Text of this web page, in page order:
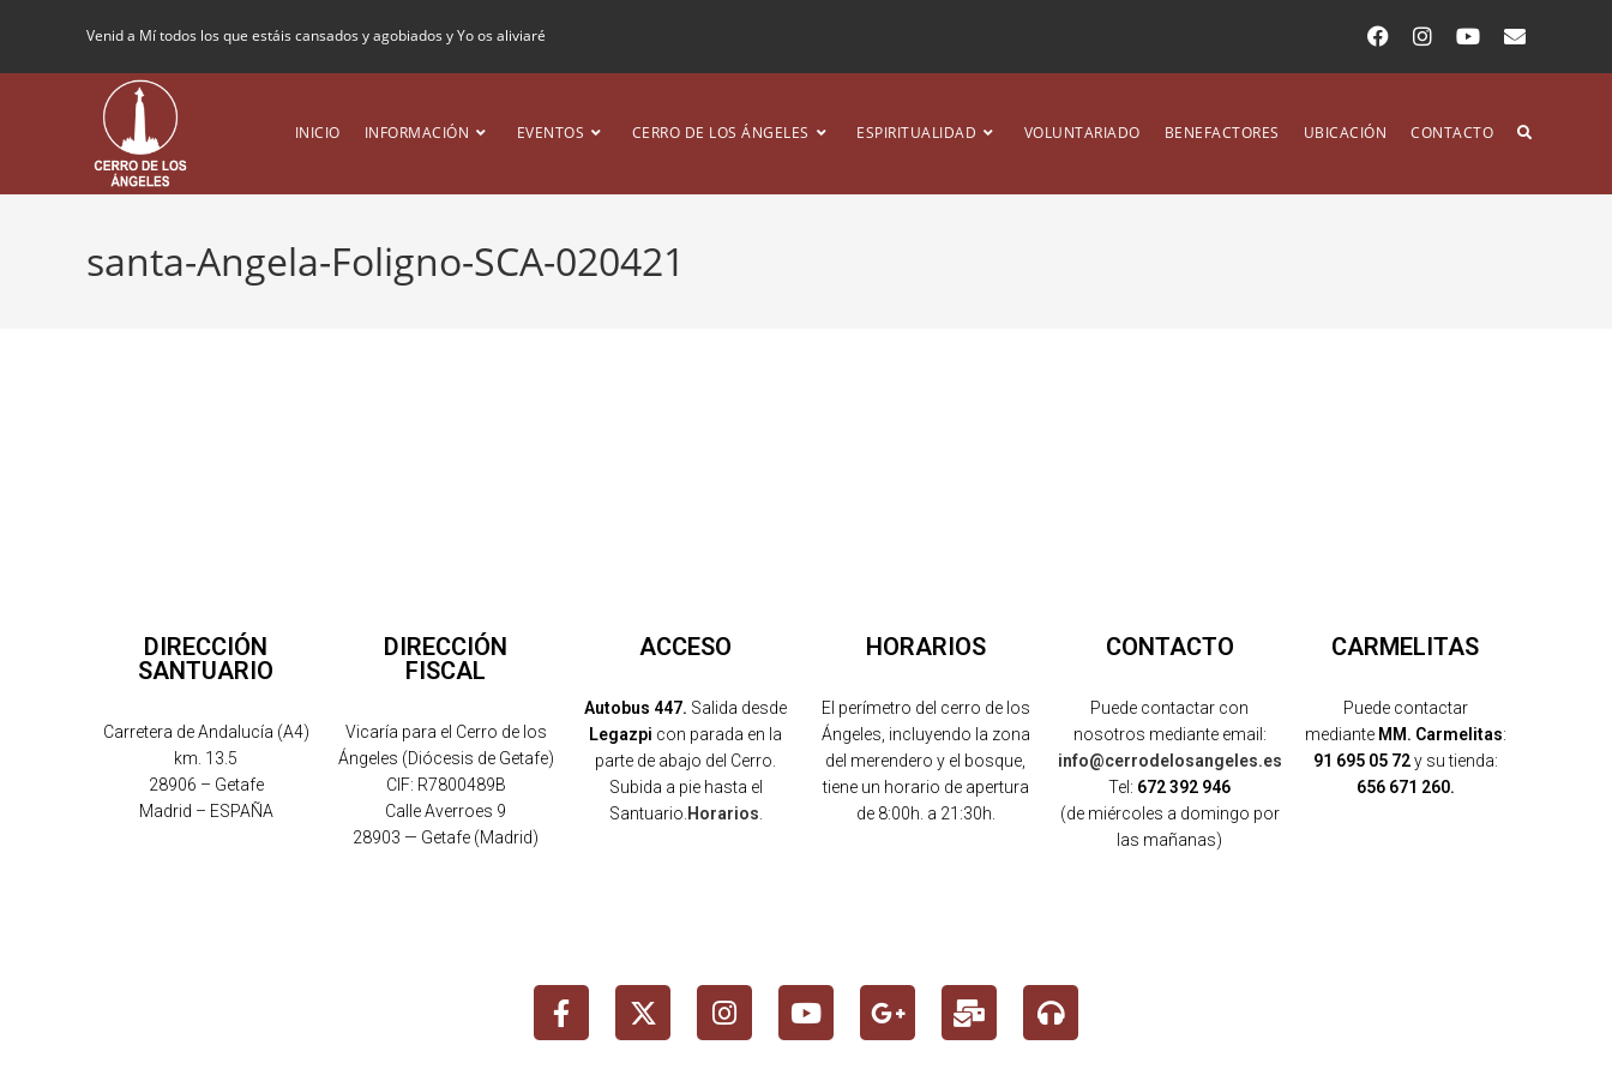
Venid a Mí todos los que estáis cansados y agobiados y Yo os aliviaré
INICIO INFORMACIÓN EVENTOS CERRO DE LOS ÁNGELES ESPIRITUALIDAD VOLUNTARIADO BENEFACTORES UBICACIÓN CONTACTO
santa-Angela-Foligno-SCA-020421
DIRECCIÓN
SANTUARIO
Carretera de Andalucía (A4)
km. 13.5
28906 – Getafe
Madrid – ESPAÑA
DIRECCIÓN
FISCAL
Vicaría para el Cerro de los
Ángeles (Diócesis de Getafe)
CIF: R7800489B
Calle Averroes 9
28903 — Getafe (Madrid)
ACCESO
Autobus 447. Salida desde
Legazpi con parada en la
parte de abajo del Cerro.
Subida a pie hasta el
Santuario. Horarios
HORARIOS
El perímetro del cerro de los
Ángeles, incluyendo la zona
del merendero y el bosque,
tiene un horario de apertura
de 8:00h. a 21:30h.
CONTACTO
Puede contactar con
nosotros mediante email:
info@cerrodelosangeles.es
Tel: 672 392 946
(de miércoles a domingo por
las mañanas)
CARMELITAS
Puede contactar
medianteMM. Carmelitas:
91 695 05 72y su tienda:
656 671 260.